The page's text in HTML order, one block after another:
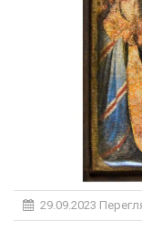
29.09.2023